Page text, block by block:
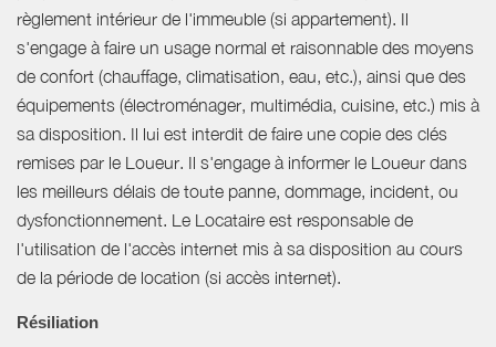
règlement intérieur de l'immeuble (si appartement). Il
s'engage à faire un usage normal et raisonnable des moyens
de confort (chauffage, climatisation, eau, etc.), ainsi que des
équipements (électroménager, multimédia, cuisine, etc.) mis à
sa disposition. Il lui est interdit de faire une copie des clés
remises par le Loueur. Il s'engage à informer le Loueur dans
les meilleurs délais de toute panne, dommage, incident, ou
dysfonctionnement. Le Locataire est responsable de
l'utilisation de l'accès internet mis à sa disposition au cours
de la période de location (si accès internet).
Résiliation